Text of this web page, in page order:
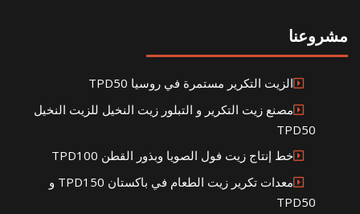
مشروعنا
الزيت التكرير مستمرة في روسيا TPD50
مصنع زيت التكرير و التبلور زيت النخيل للزيت النخيل
TPD50
خط إنتاج زيت فول الصويا وبذور القطن TPD100
معدات تكرير زيت الطعام في باكستان TPD150 و
TPD50